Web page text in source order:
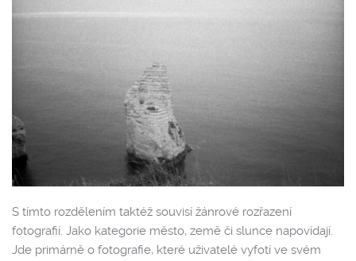
S tímto rozdělením taktéž souvisí žánrové rozřazení
fotografií. Jako kategorie město, země či slunce napovídají.
Jde primárně o fotografie, které uživatelé vyfotí ve svém